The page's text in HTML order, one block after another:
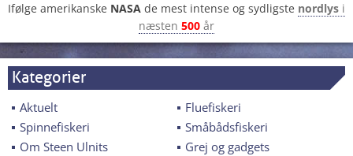
Ifølge amerikanske NASA de mest intense og sydligste nordlys i
næsten 500 år
Kategorier
Aktuelt
Fluefiskeri
Spinnefiskeri
Småbådsfiskeri
Om Steen Ulnits
Grej og gadgets